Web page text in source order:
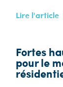
Lire l'article
Fortes
pour le